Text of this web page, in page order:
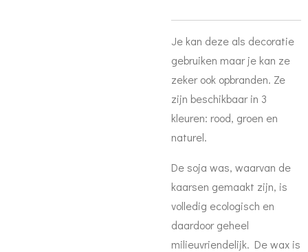
Je kan deze als decoratie
gebruiken maar je kan ze
zeker ook opbranden. Ze
zijn beschikbaar in 3
kleuren: rood, groen en
naturel.
De soja was, waarvan de
kaarsen gemaakt zijn, is
volledig ecologisch en
daardoor geheel
milieuvriendelijk. De wax is